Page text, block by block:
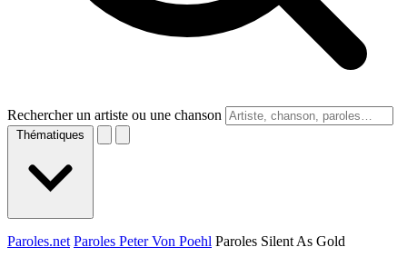
Rechercher un artiste ou une chanson
Thématiques
Paroles.net Paroles Peter Von Poehl Paroles Silent As Gold